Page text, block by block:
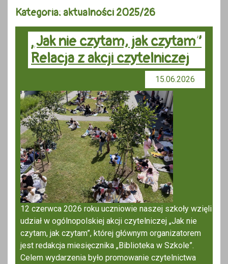
Kategoria: aktualności 2025/26
„Jak nie czytam, jak czytam”
Relacja z akcji czytelniczej
15.06.2026
12 czerwca 2026 roku uczniowie naszej szkoły wzięli
udział w ogólnopolskiej akcji czytelniczej „Jak nie
czytam, jak czytam”, której głównym organizatorem
jest redakcja miesięcznika „Biblioteka w Szkole”.
Celem wydarzenia było promowanie czytelnictwa